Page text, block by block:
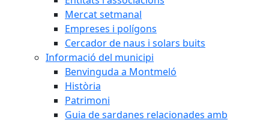
Mercat setmanal
Empreses i polígons
Cercador de naus i solars buits
Informació del municipi
Benvinguda a Montmeló
Història
Patrimoni
Guia de sardanes relacionades amb